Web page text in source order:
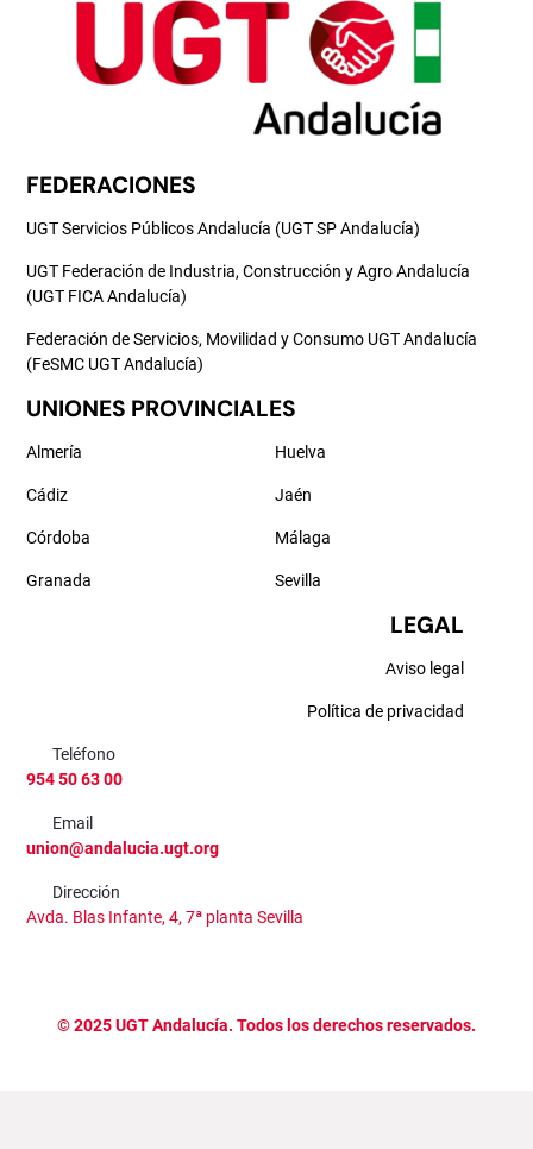
FEDERACIONES
UGT Servicios Públicos Andalucía (UGT SP Andalucía)
UGT Federación de Industria, Construcción y Agro Andalucía
(UGT FICA Andalucía)
Federación de Servicios, Movilidad y Consumo UGT Andalucía
(FeSMC UGT Andalucía)
UNIONES PROVINCIALES
Almería
Cádiz
Córdoba
Granada
Huelva
Jaén
Málaga
Sevilla
LEGAL
Aviso legal
Política de privacidad
Teléfono
954 50 63 00
Email
union@andalucia.ugt.org
Dirección
Avda. Blas Infante, 4, 7ª planta Sevilla
©2025UGT Andalucía. Todos los derechos reservados.